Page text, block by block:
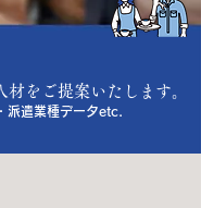
材をご提案いたします。
派遣業種データetc.